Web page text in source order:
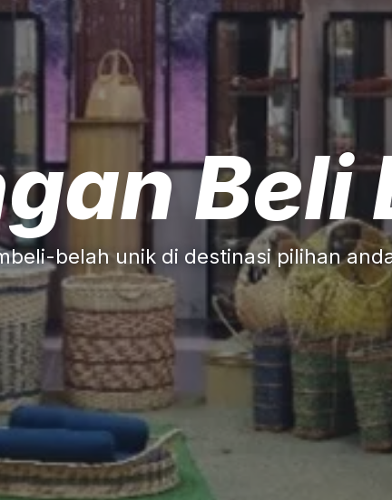
Beli
belah unik di destinasi pilihan